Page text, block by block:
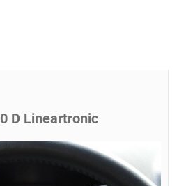
D Lineartronic